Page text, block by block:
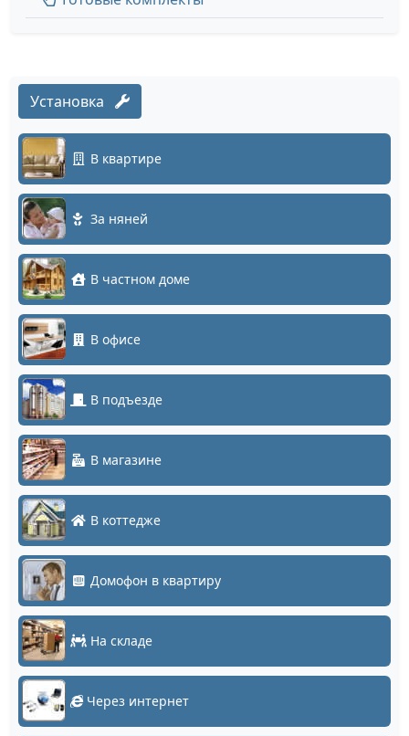
Установка
В квартире
За няней
В частном доме
В офисе
В подъезде
В магазине
В коттедже
Домофон в квартиру
На складе
Через интернет